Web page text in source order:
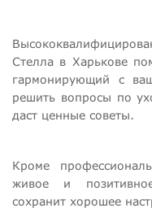
Стелла в Харькове
гармонирующий с
решить вопросы по
даст ценные советы.
Кроме
живое и
сохранит хорошее